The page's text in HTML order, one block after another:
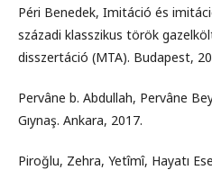
Péri Benedek, Imitáció és
századi klasszikus török
disszertáció (MTA). Budapest,
Pervâne b. Abdullah, Pervâne
Gıynaş. Ankara, 2017.
Piroğlu, Zehra, Yetîmî, Hayatı